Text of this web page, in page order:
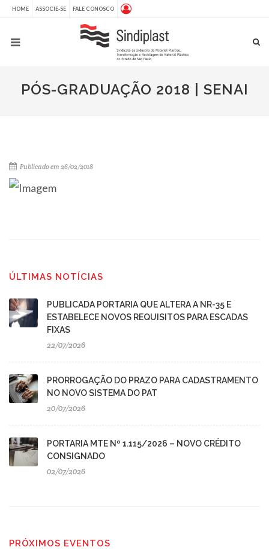
HOME ASSOCIE-SE FALE CONOSCO
PÓS-GRADUAÇÃO 2018 | SENAI
Publicado em 26/02/2018
ÚLTIMAS NOTÍCIAS
PUBLICADA PORTARIA QUE ALTERA A NR-35 E
ESTABELECE NOVOS REQUISITOS PARA ESCADAS
FIXAS
22/07/2026
PRORROGAÇÃO DO PRAZO PARA CADASTRAMENTO
NO NOVO SISTEMA DO PAT
20/07/2026
PORTARIA MTE Nº 1.115/2026 – NOVO CRÉDITO
CONSIGNADO
02/07/2026
PRÓXIMOS EVENTOS